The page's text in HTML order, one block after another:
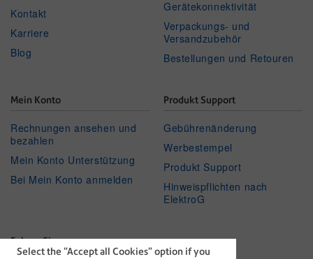
Select the “Accept all Cookies” option if you
Kontakt
Karriere
Blog
Gerätekonnektivität
Verpackungs- und
Versandzubehör
Bestellungen und Retouren
Mein Konto
Rechnungen ansehen und
bezahlen
Mein Konto Unterstützung
Bei Mein Konto anmelden
Produkt Support
Gebührenänderung
Werbestempel
Produkt Support
Hinweispflichten nach
ElektroG
Folgen Sie uns